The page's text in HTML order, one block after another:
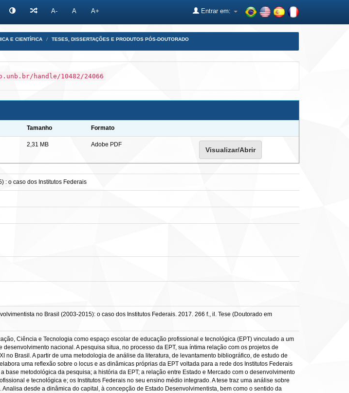
A- A A+ Entrar em:
E CIENTÍFICA TESES, DISSERTAÇÕES E PRODUTOS PÓS-DOUTORADO
handle/10482/24066
Tamanho Formato
2,31 MB Adobe PDF
Visualizar/Abrir
: o caso dos Institutos Federais
no Brasil (2003-2015): o caso dos Institutos Federais. 2017. 266 f., il. Tese (Doutorado em
Ciência e Tecnologia como espaço escolar de educação profissional e tecnológica (EPT) vinculado a um
nacional. A pesquisa situa, no processo da EPT, sua íntima relação com os projetos de
Brasil. A partir de uma metodologia de análise da literatura, de levantamento bibliográfico, de estudo de
uma reflexão sobre o locus e as dinâmicas próprias da EPT voltada para a rede dos Institutos Federais
metodológica da pesquisa; a história da EPT; a relação entre Estado e Mercado com o desenvolvimento
e tecnológica e; os Institutos Federais no seu ensino médio integrado. A tese traz uma análise sobre
desde a dinâmica do capital, à concepção de Estado Desenvolvimentista, bem como o sentido da